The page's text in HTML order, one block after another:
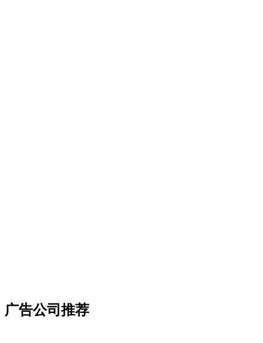
广告公司推荐